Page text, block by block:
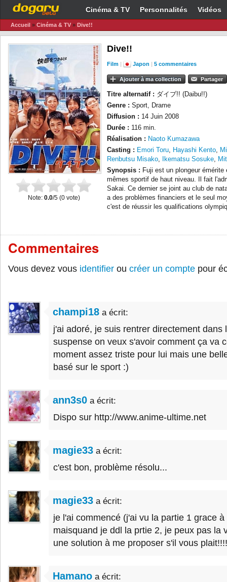
Cinéma & TV Personnalités Vidéos
Accueil » Cinéma & TV » Dive!!
Note: 0.0/5 (0vote)
Dive!!
Film | Japon | 5 commentaires
Ajouter à ma collection Partager
Titre alternatif : ダイブ!! (Daibu!!)
Genre : Sport, Drame
Diffusion : 14 Juin 2008
Durée : 116 min.
Réalisation : Naoto Kumazawa
Casting : Emori Toru, Hayashi Kento,
Renbutsu Misako, Ikematsu Sosuke,
Synopsis : Fuji est un plongeur
mêmes sportif de haut niveau. Il fait
Sakai. Ce dernier se joint au club de
a des problèmes financiers et le seul
c'est de réussir les qualifications
Commentaires
Vous devez vous identifier ou créer un compte pour
champi18 a écrit:
j'ai adoré, je suis rentrer directement dans
suspense on veux s'avoir comment ça va
moment assez triste pour lui mais une
basé sur le sport :)
ann3s0 a écrit:
Dispo sur http://www.anime-ultime.net
magie33 a écrit:
c'est bon, problème résolu...
magie33 a écrit:
je l'ai commencé (j'ai vu la partie 1 grace
maisquand je ddl la prtie 2, je peux pas la
une solution à me proposer s'il vous plait!!!!
Hamano a écrit: